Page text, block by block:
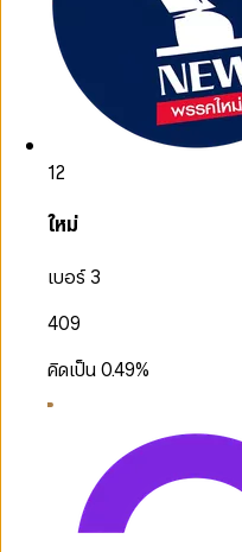
12
ใหม่
เบอร์ 3
409
คิดเป็น0.49%